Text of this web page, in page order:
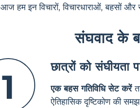
आज हम इन विचारों, विचारधाराओं, बहसों
संघवाद के
1
छात्रों को संघीयता
एक बहस गतिविधि सेट करें
ऐतिहासिक दृष्टिकोण की